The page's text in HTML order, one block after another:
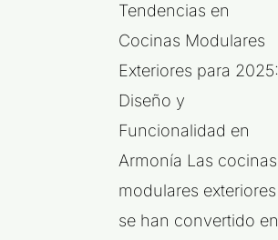
Tendencias en
Cocinas Modulares
Exteriores para 2025:
Diseño y
Funcionalidad en
Armonía Las cocinas
modulares exteriores
se han convertido en